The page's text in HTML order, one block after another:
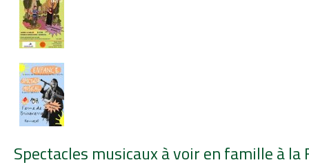
Spectacles musicaux à voir en famille à la